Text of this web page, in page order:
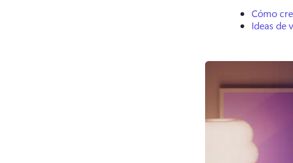
Cómo
Ideas de